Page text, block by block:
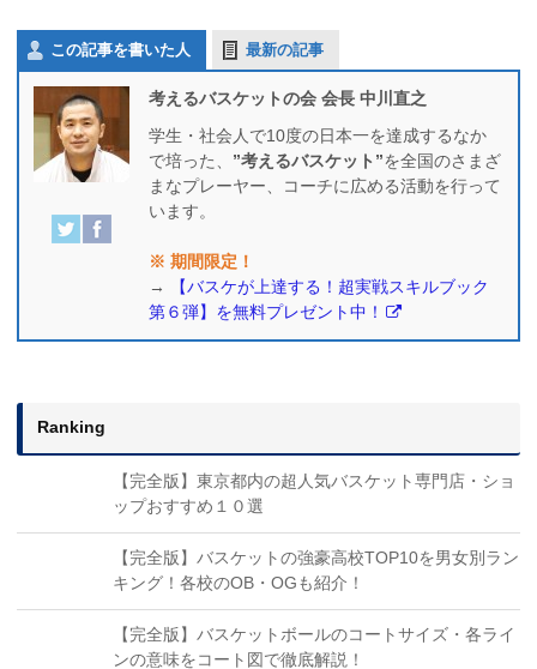
この記事を書いた人 最新の記事
考えるバスケットの会 会長 中川直之
学生・社会人で10度の日本一を達成するなか
で培った、 ”考えるバスケット”を全国のさまざ
まなプレーヤー、コーチに広める活動を行って
います。
※ 期間限定！
→
【バスケが上達する！超実戦スキルブック
第６弾】を無料プレゼント中！
Ranking
【完全版】東京都内の超人気バスケット専門店・ショ
ップおすすめ１０選
【完全版】バスケットの強豪高校TOP10を男女別ラン
キング！各校のOB・OGも紹介！
【完全版】バスケットボールのコートサイズ・各ライ
ンの意味をコート図で徹底解説！